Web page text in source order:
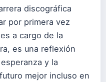
discográfica
por primera vez
a cargo de la
es una reflexión
y la
mejor incluso en